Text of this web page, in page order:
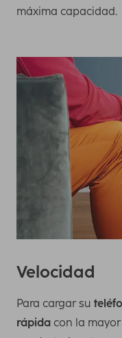
máxima capacidad.
Velocidad
Para cargar su
rápida con la